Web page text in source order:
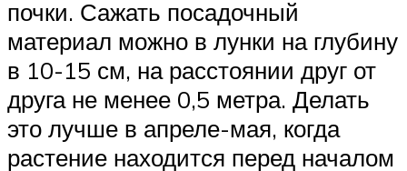
почки. Сажать посадочный
материал можно в лунки на глубину
в 10-15 см, на расстоянии друг от
друга не менее 0,5 метра. Делать
это лучше в апреле-мая, когда
растение находится перед началом